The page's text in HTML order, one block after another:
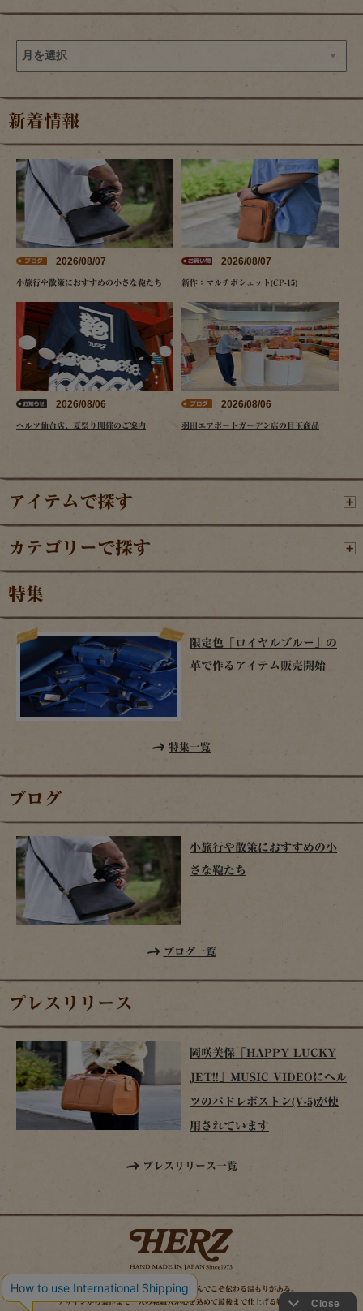
新着情報
2026/08/07
小旅行や散策におすすめの小さな鞄たち
2026/08/07
新作：マルチポシェット(CP-15)
2026/08/06
ヘルツ仙台店、夏祭り開催のご案内
2026/08/06
羽田エアポートガーデン店の目玉商品
アイテムで探す
カテゴリーで探す
特集
限定色「ロイヤルブルー」の
革で作るアイテム販売開始
特集一覧
ブログ
小旅行や散策におすすめの小
さな鞄たち
ブログ一覧
プレスリリース
岡咲美保「HAPPY LUCKY
JET!!」MUSIC VIDEOにヘル
ツのパドレボストン(V-5)が使
用されています
プレスリリース一覧
時を経てこそ解る味わいがある。使い込んでこそ伝わる温もりがある。
デザインから製作まで一人の鞄職人が心を込めて最後まで仕上げる鞄作り。